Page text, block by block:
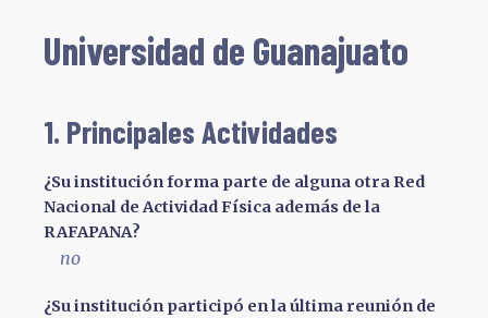
Universidad de Guanajuato
1. Principales Actividades
¿Su institución forma parte de alguna otra Red
Nacional de Actividad Física además de la
RAFAPANA?
no
¿Su institución participó en la última reunión de